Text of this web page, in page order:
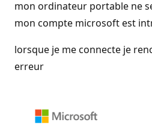
mon ordinateur portable ne
mon compte microsoft est
lorsque je me connecte je
erreur